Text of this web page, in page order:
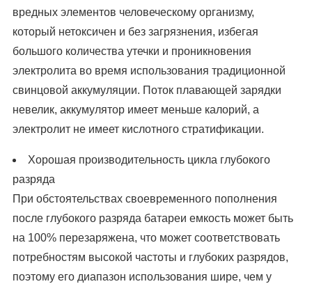
вредных элементов человеческому организму,
который нетоксичен и без загрязнения, избегая
большого количества утечки и проникновения
электролита во время использования традиционной
свинцовой аккумуляции. Поток плавающей зарядки
невелик, аккумулятор имеет меньше калорий, а
электролит не имеет кислотного стратификации.
Хорошая производительность цикла глубокого
разряда
При обстоятельствах своевременного пополнения
после глубокого разряда батареи емкость может быть
на 100% перезаряжена, что может соответствовать
потребностям высокой частоты и глубоких разрядов,
поэтому его диапазон использования шире, чем у